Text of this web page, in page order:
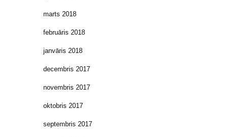
marts 2018
februāris 2018
janvāris 2018
decembris 2017
novembris 2017
oktobris 2017
septembris 2017